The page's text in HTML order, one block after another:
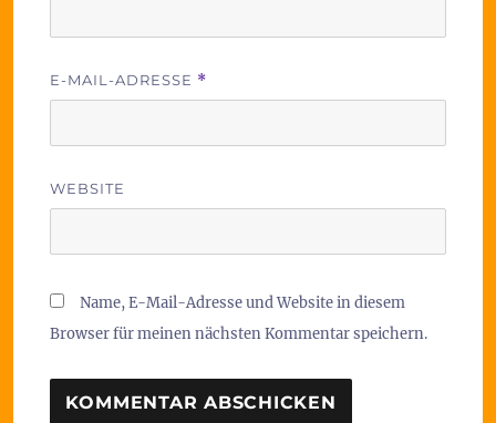
E-MAIL-ADRESSE *
WEBSITE
Name, E-Mail-Adresse und Website in diesem
Browser für meinen nächsten Kommentar speichern.